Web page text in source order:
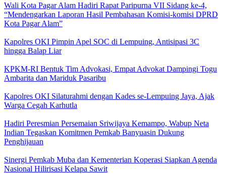
Wali Kota Pagar Alam Hadiri Rapat Paripurna VII Sidang ke-4,
“Mendengarkan Laporan Hasil Pembahasan Komisi-komisi DPRD
Kota Pagar Alam”
Kapolres OKI Pimpin Apel SOC di Lempuing, Antisipasi 3C
hingga Balap Liar
KPKM-RI Bentuk Tim Advokasi, Empat Advokat Dampingi Togu
Ambarita dan Mariduk Pasaribu
Kapolres OKI Silaturahmi dengan Kades se-Lempuing Jaya, Ajak
Warga Cegah Karhutla
Hadiri Peresmian Persemaian Sriwijaya Kemampo, Wabup Neta
Indian Tegaskan Komitmen Pemkab Banyuasin Dukung
Penghijauan
Sinergi Pemkab Muba dan Kementerian Koperasi Siapkan Agenda
Nasional Hilirisasi Kelapa Sawit